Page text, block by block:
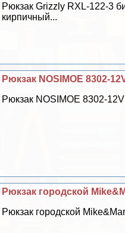
Рюкзак Grizzly RXL-122-3
кирпичный...
Рюкзак NOSIMOE 8302-
Рюкзак NOSIMOE 8302-
Рюкзак городской
Рюкзак городской